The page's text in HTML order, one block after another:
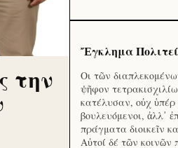
την
Ἔγκλημα
Οι τῶν
ψῆφον
κατέλυσαν, οὐχ ὑπέρ
βουλευόμενοι, ἀλλ᾽
πράγματα διοικεῖν
Αὐτοί δέ τῶν κοινῶν